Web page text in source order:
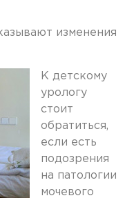
изменения
К детскому
урологу
стоит
обратиться,
если есть
подозрения
на патологии
мочевого